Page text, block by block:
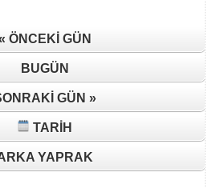
ÖNCEKI GÜN
BUGÜN
GÜN »
TARIH
YAPRAK